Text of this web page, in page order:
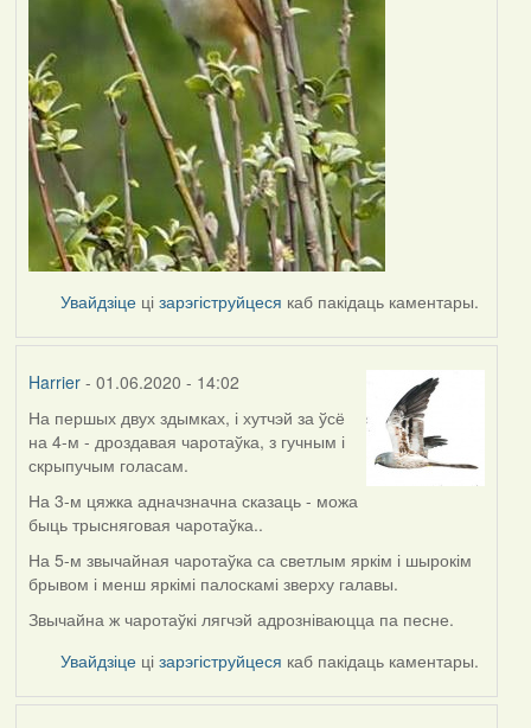
Увайдзіце цізарэгіструйцеся каб пакідаць каментары.
Harrier- 01.06.2020 - 14:02
In
reply
to
by
Lighty
На першых двух здымках, і хутчэй за ўсё
на 4-м - дроздавая чаротаўка, з гучным і
скрыпучым голасам.
На 3-м цяжка адначзначна сказаць - можа
быць трысняговая чаротаўка..
На 5-м звычайная чаротаўка са светлым яркім і шырокім
брывом і менш яркімі палоскамі зверху галавы.
Звычайна ж чаротаўкі лягчэй адрозніваюцца па песне.
Увайдзіце цізарэгіструйцеся каб пакідаць каментары.